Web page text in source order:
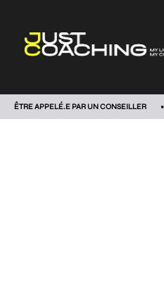
ÊTRE APPELÉ.E PAR UN CONSEILLER